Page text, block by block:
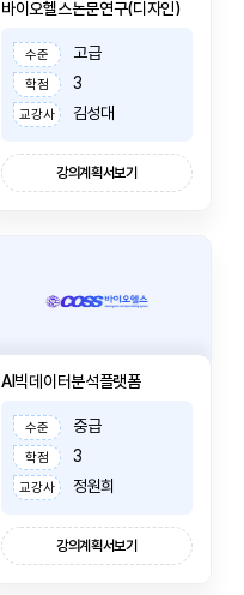
바이오헬스논문연구(디자인)
수준 고급
학점 3
교강사 김성대
강의계획서보기
AI빅데이터분석플랫폼
수준 중급
학점 3
교강사 정원희
강의계획서보기